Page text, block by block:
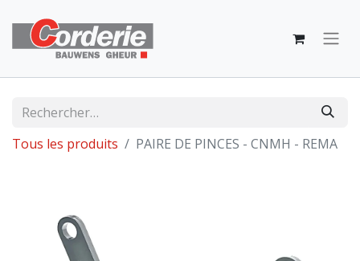
Tous les produits PAIRE DE PINCES - CNMH - REMA